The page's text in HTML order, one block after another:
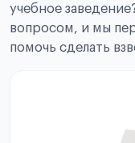
учебное
вопросом, и мы
помочь сделать